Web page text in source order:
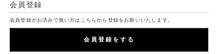
会員登録
会員登録がお済みで無い方はこちらから登録をお願いいたします。
会員登録をする